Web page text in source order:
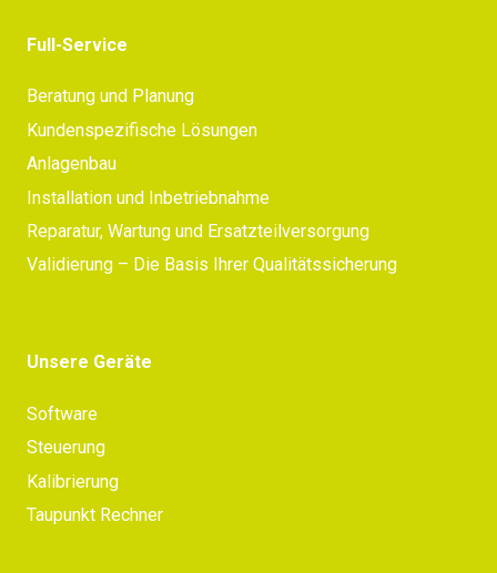
Full-Service
Beratung und Planung
Kundenspezifische Lösungen
Anlagenbau
Installation und Inbetriebnahme
Reparatur, Wartung und Ersatzteilversorgung
Validierung – Die Basis Ihrer Qualitätssicherung
Unsere Geräte
Software
Steuerung
Kalibrierung
Taupunkt Rechner